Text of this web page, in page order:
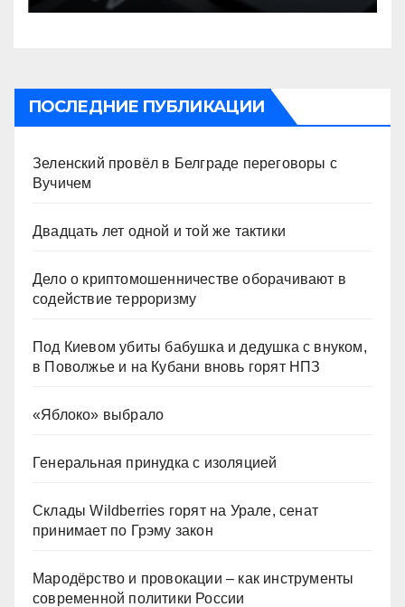
ПОСЛЕДНИЕ ПУБЛИКАЦИИ
Зеленский провёл в Белграде переговоры с
Вучичем
Двадцать лет одной и той же тактики
Дело о криптомошенничестве оборачивают в
содействие терроризму
Под Киевом убиты бабушка и дедушка с внуком,
в Поволжье и на Кубани вновь горят НПЗ
«Яблоко» выбрало
Генеральная принудка с изоляцией
Склады Wildberries горят на Урале, сенат
принимает по Грэму закон
Мародёрство и провокации – как инструменты
современной политики России